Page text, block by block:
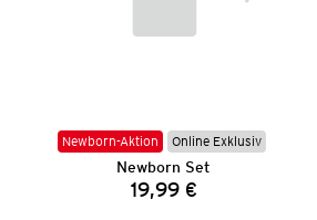
Newborn-Aktion Online Exklusiv
Newborn Set
Preis:
19,99 €